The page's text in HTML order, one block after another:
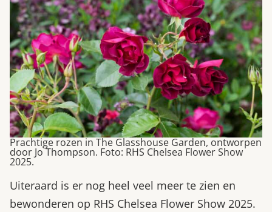
Prachtige rozen in The Glasshouse Garden, ontworpen
door Jo Thompson. Foto: RHS Chelsea Flower Show
2025.
Uiteraard is er nog heel veel meer te zien en
bewonderen op RHS Chelsea Flower Show 2025.